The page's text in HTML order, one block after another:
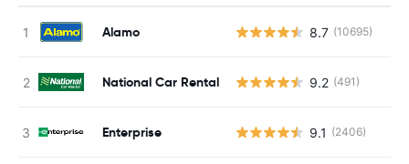
Alamo 8.7 (10695)
National Car Rental 9.2 (491)
Enterprise 9.1 (2406)